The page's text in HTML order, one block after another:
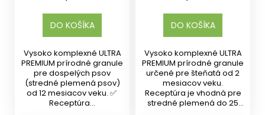
DO KOŠÍKA
Vysoko komplexné ULTRA
PREMIUM prírodné granule
pre dospelých psov
(stredné plemená psov)
od 12 mesiacov veku. ✅
Receptúra...
DO KOŠÍKA
Vysoko komplexné ULTRA
PREMIUM prírodné granule
určené pre šteňatá od 2
mesiacov veku.
Receptúra je vhodná pre
stredné plemená do 25